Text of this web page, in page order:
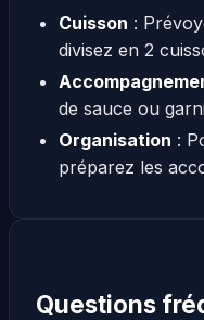
Cuisson :
divisez en 2
de sauce ou
Organisation :
préparez les
Questions